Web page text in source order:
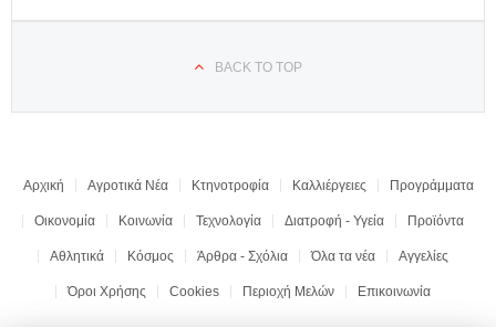
BACK TO TOP
Αρχική Αγροτικά Νέα Κτηνοτροφία Καλλιέργειες Προγράμματα
Οικονομία Κοινωνία Τεχνολογία Διατροφή - Υγεία Προϊόντα
Αθλητικά Κόσμος Άρθρα - Σχόλια Όλα τα νέα Αγγελίες
Όροι Χρήσης Cookies Περιοχή Μελών Επικοινωνία